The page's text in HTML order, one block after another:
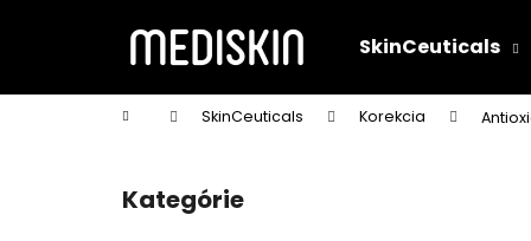
SkinCeuticals
Domov SkinCeuticals Korekcia
Preskočiť
kategórie
Kategórie
í
do
do